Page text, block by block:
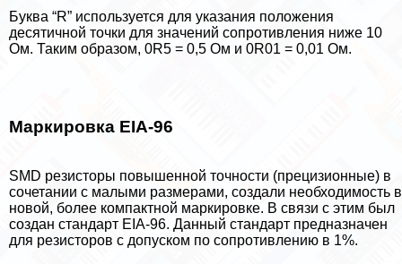
Буква “R” используется для указания положения
десятичной точки для значений сопротивления ниже 10
Ом. Таким образом, 0R5 = 0,5 Ом и 0R01 = 0,01 Ом.
Маркировка EIA-96
SMD резисторы повышенной точности (прецизионные) в
сочетании с малыми размерами, создали необходимость в
новой, более компактной маркировке. В связи с этим был
создан стандарт EIA-96. Данный стандарт предназначен
для резисторов с допуском по сопротивлению в 1%.